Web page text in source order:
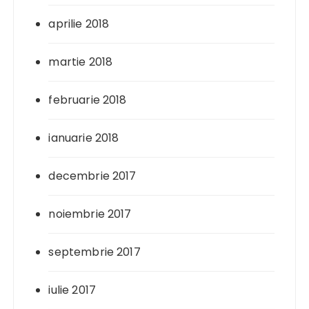
aprilie 2018
martie 2018
februarie 2018
ianuarie 2018
decembrie 2017
noiembrie 2017
septembrie 2017
iulie 2017